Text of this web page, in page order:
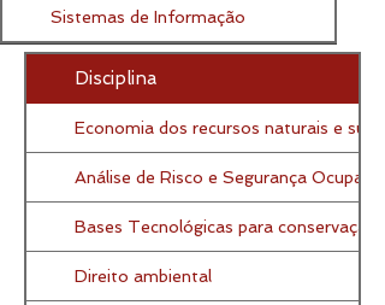
Sistemas de Informação
Disciplina
Economia dos recursos naturais e
Análise de Risco e Segurança
Bases Tecnológicas para conservação
Direito ambiental